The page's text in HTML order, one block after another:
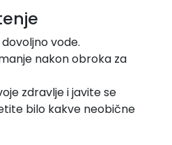
vode.
nakon obroka za
zdravlje i javite se
bilo kakve neobične